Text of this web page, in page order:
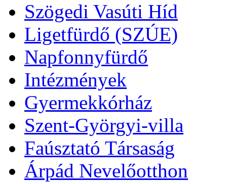
Szögedi Vasúti Híd
Ligetfürdő (SZÚE)
Napfonnyfürdő
Intézmények
Gyermekkórház
Szent-Györgyi-villa
Faúsztató Társaság
Árpád Nevelőotthon